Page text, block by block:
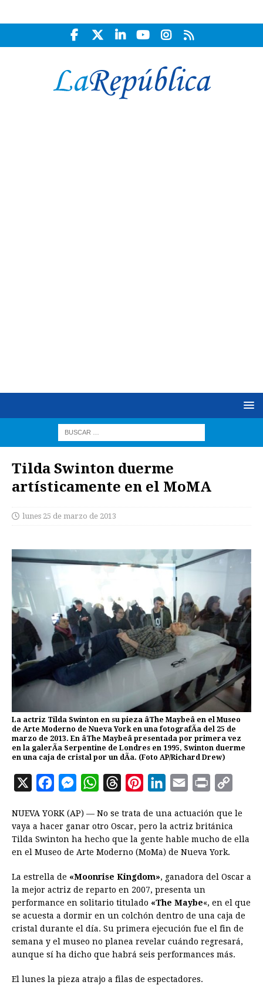
Tilda Swinton duerme
artísticamente en el MoMA
lunes 25 de marzo de 2013
La actriz Tilda Swinton en su pieza âThe Maybeâ en el Museo
de Arte Moderno de Nueva York en una fotografÃ­a del 25 de
marzo de 2013. En âThe Maybeâ presentada por primera vez
en la galerÃ­a Serpentine de Londres en 1995, Swinton duerme
en una caja de cristal por un dÃ­a. (Foto AP/Richard Drew)
X
c
e
b
o
o
k
M
s
s
e
g
e
r
W
a
t
s
A
p
p
r
e
a
d
s
n
t
e
e
s
n
k
e
I
n
a
i
l
i
n
t
p
y
k
NUEVA YORK (AP) — No se trata de una actuación que le
vaya a hacer ganar otro Oscar, pero la actriz británica
Tilda Swinton ha hecho que la gente hable mucho de ella
en el Museo de Arte Moderno (MoMa) de Nueva York.
La estrella de «Moonrise Kingdom», ganadora del Oscar a
la mejor actriz de reparto en 2007, presenta un
performance en solitario titulado «The Maybe«, en el que
se acuesta a dormir en un colchón dentro de una caja de
cristal durante el día. Su primera ejecución fue el fin de
semana y el museo no planea revelar cuándo regresará,
aunque sí ha dicho que habrá seis performances más.
El lunes la pieza atrajo a filas de espectadores.